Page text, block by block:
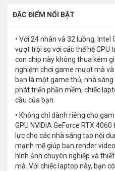
ĐẶC ĐIỂM NỔI BẬT
• Với 24 nhân và 32 luồng,
vượt trội so với các thế hệ CPU
con chip này không thua kém
nghiệm chơi game mượt mà
bạn là một game thủ, nhà
phát triển phần mềm, chiếc
cầu của bạn.
• Không chỉ dành riêng cho
GPU NVIDIA GeForce RTX
lực cho các nhà sáng tạo nội
mạnh mẽ giúp bạn render
hình ảnh chuyên nghiệp và
mà. Với chiếc laptop này, bạn